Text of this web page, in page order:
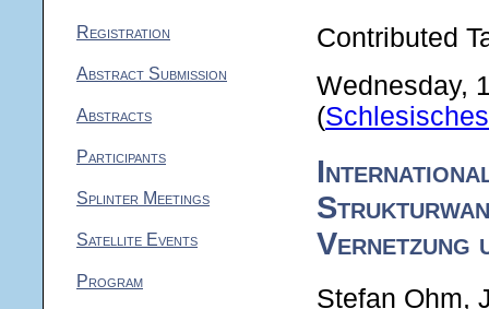
Registration
Abstract Submission
Abstracts
Participants
Splinter Meetings
Satellite Events
Program
Contributed
Wednesday,
(
Vernetzung
Stefan Ohm,